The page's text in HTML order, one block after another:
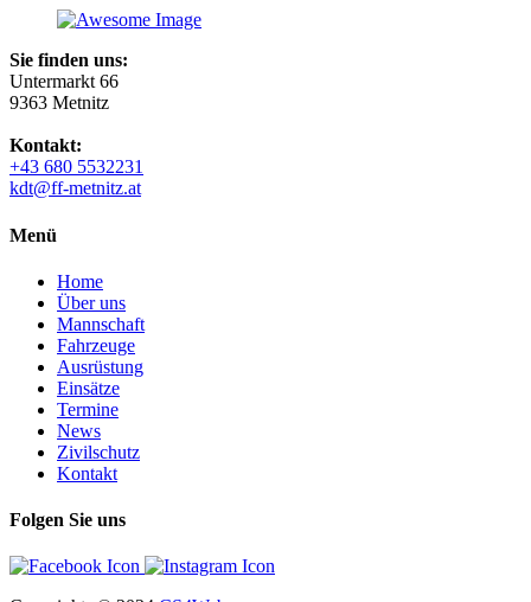
Sie finden uns:
Untermarkt 66
9363 Metnitz
Kontakt:
+43 680 5532231
kdt@ff-metnitz.at
Menü
Home
Über uns
Mannschaft
Fahrzeuge
Ausrüstung
Einsätze
Termine
News
Zivilschutz
Kontakt
Folgen Sie uns